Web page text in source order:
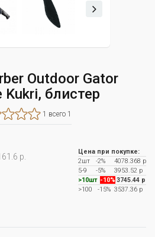
Outdoor Gator
Kukri, блистер
1 всего 1
р.
Цена при покупке:
2шт
-2%
4078.368 р
5-9
-5%
3953.52 р
>10шт -10% 3745.44 р
>100
-15% 3537.36 р